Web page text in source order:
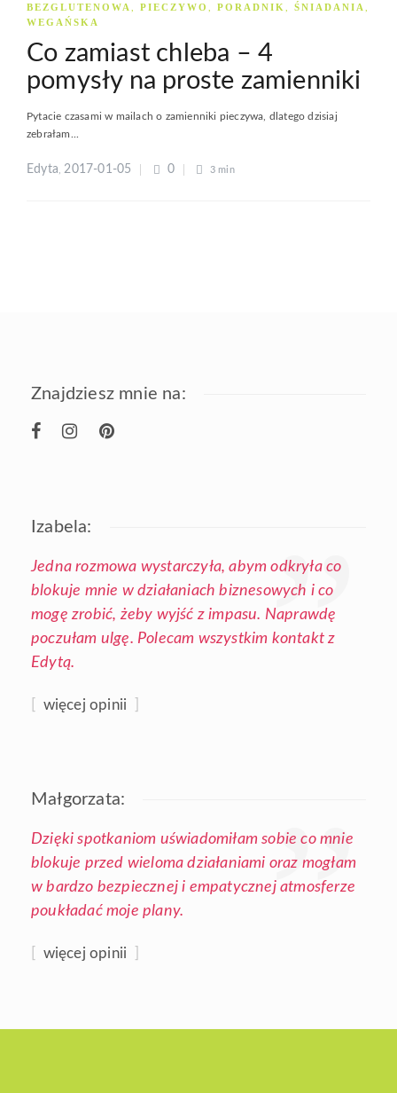
BEZGLUTENOWA PIECZYWO PORADNIK ŚNIADANIA
WEGAŃSKA
Co zamiast chleba – 4
pomysły na proste zamienniki
Pytacie czasami w mailach o zamienniki pieczywa, dlatego dzisiaj
zebrałam...
Edyta 2017-01-05 0 3 min
Znajdziesz mnie na:
Izabela:
Jedna rozmowa wystarczyła, abym odkryła co
blokuje mnie w działaniach biznesowych i co
mogę zrobić, żeby wyjść z impasu. Naprawdę
poczułam ulgę. Polecam wszystkim kontakt z
Edytą.
więcej opinii
Małgorzata:
Dzięki spotkaniom uświadomiłam sobie co mnie
blokuje przed wieloma działaniami oraz mogłam
w bardzo bezpiecznej i empatycznej atmosferze
poukładać moje plany.
więcej opinii